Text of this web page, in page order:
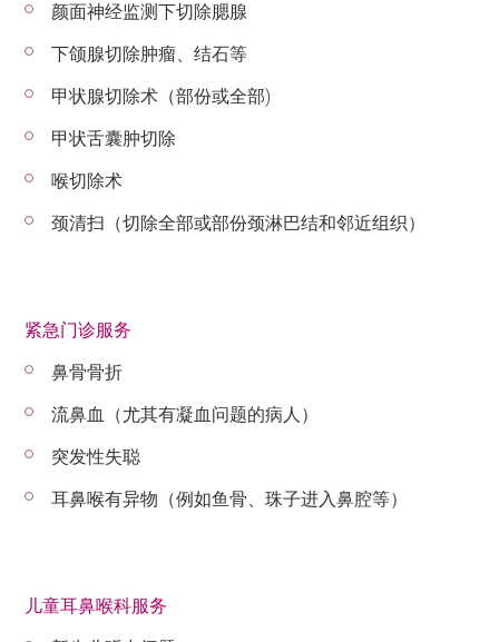
颜面神经监测下切除腮腺
下颌腺切除肿瘤、结石等
甲状腺切除术（部份或全部)
甲状舌囊肿切除
喉切除术
颈清扫（切除全部或部份颈淋巴结和邻近组织）
紧急门诊服务
鼻骨骨折
流鼻血（尤其有凝血问题的病人）
突发性失聪
耳鼻喉有异物（例如鱼骨、珠子进入鼻腔等）
儿童耳鼻喉科服务